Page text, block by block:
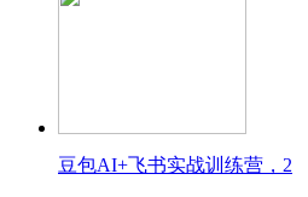
豆包AI+飞书实战训练营，2